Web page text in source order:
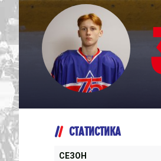
СТАТИСТИКА
СЕЗОН